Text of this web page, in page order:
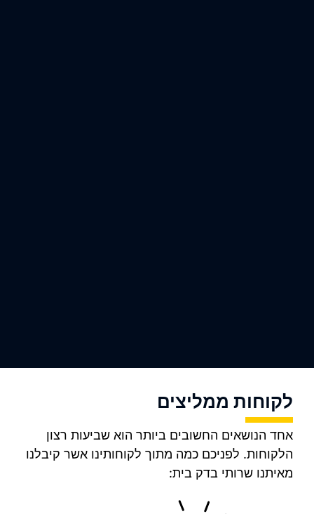
לקוחות ממליצים
אחד הנושאים החשובים ביותר הוא שביעות רצון
הלקוחות.לפניכם כמה מתוך לקוחותינו אשר קיבלנו
מאיתנו שרותי בדק בית: